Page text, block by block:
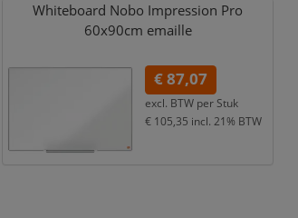
Whiteboard Nobo Impression Pro
60x90cm emaille
€ 87,07
excl. BTW per Stuk
€ 105,35 incl. 21% BTW